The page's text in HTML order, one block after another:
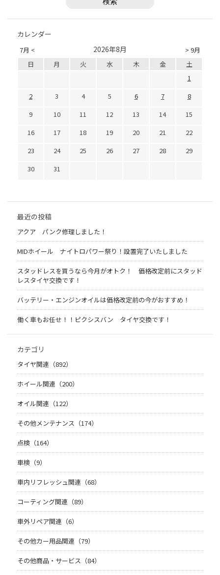
カレンダー
7月 < > 9月
2026年8月
日 月 火 水 木 金
土
1
2
3 4 5 6 7
8
9
10 11 12 13 14
15
16
17 18 19 20 21
22
23
24 25 26 27 28
29
30
31
最近の投稿
アクア パンク修理しました！
MIDホイール ナイトロパワー祭り！設置完了いたしました
スタッドレスを買うなら今月がオトク！ 価格改定前にスタッド
レスタイヤ交換です！
バッテリー・エンジンオイルは価格改定前の今がおすすめ！
働く車もお任せ！！ピクシスバン タイヤ交換です！
カテゴリ
タイヤ関連（892）
ホイール関連（200）
オイル関連（122）
その他メンテナンス（174）
点検（164）
車検（9）
車内リフレッシュ関連（68）
コーティング関連（89）
車外リペア関連（6）
その他カー用品関連（79）
その他商品・サービス（84）